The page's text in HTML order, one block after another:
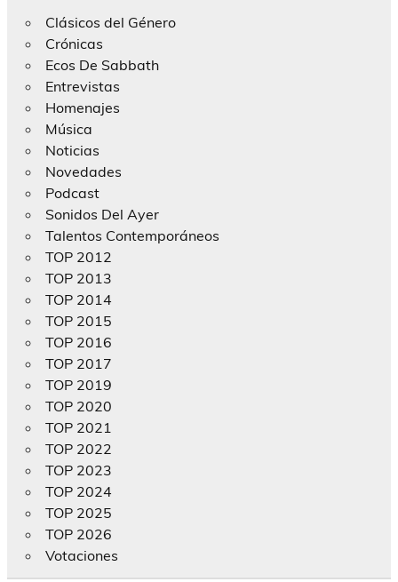
Clásicos del Género
Crónicas
Ecos De Sabbath
Entrevistas
Homenajes
Música
Noticias
Novedades
Podcast
Sonidos Del Ayer
Talentos Contemporáneos
TOP 2012
TOP 2013
TOP 2014
TOP 2015
TOP 2016
TOP 2017
TOP 2019
TOP 2020
TOP 2021
TOP 2022
TOP 2023
TOP 2024
TOP 2025
TOP 2026
Votaciones